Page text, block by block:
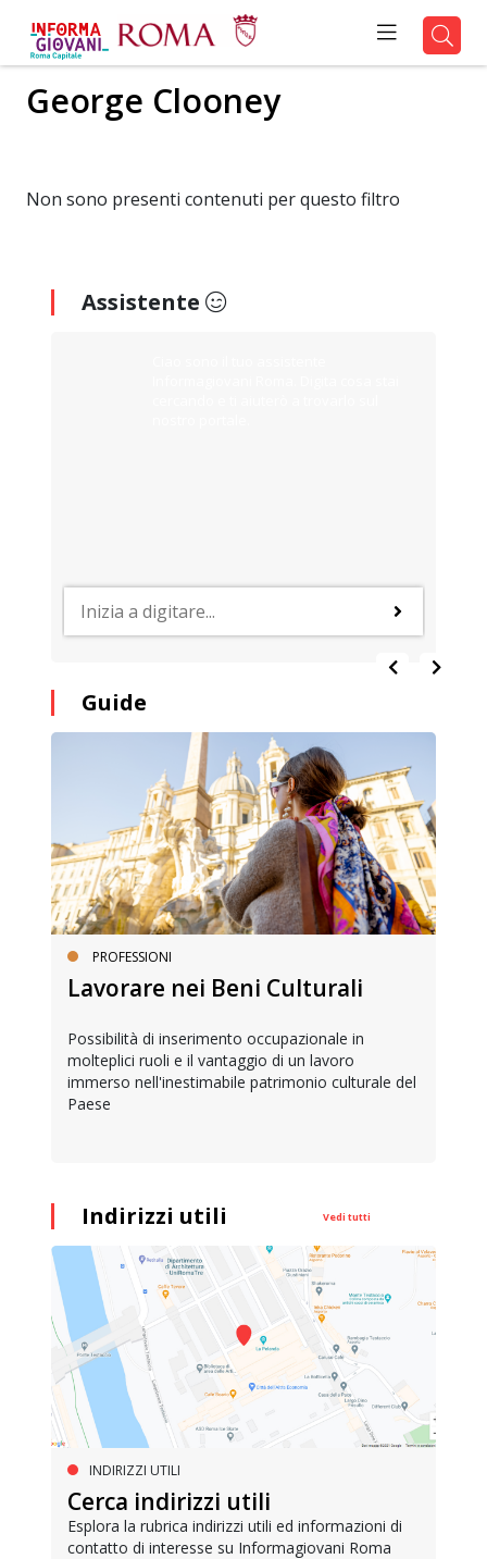
George Clooney
Non sono presenti contenuti per questo filtro
Assistente
Guide
PROFESSIONI
Lavorare nei Beni Culturali
Possibilità di inserimento occupazionale in
molteplici ruoli e il vantaggio di un lavoro
immerso nell'inestimabile patrimonio culturale del
Paese
Indirizzi utili Vedi tutti
INDIRIZZI UTILI
Cerca indirizzi utili
Esplora la rubrica indirizzi utili ed informazioni di
contatto di interesse su Informagiovani Roma